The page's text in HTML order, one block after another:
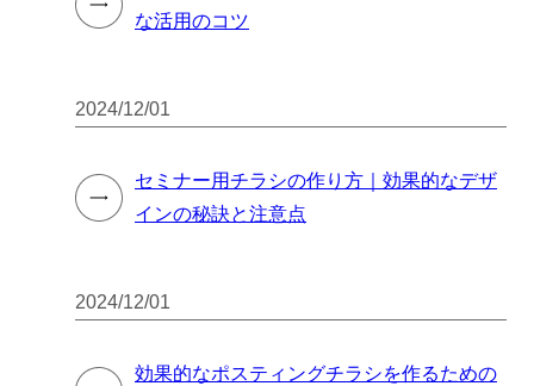
な活用のコツ
2024/12/01
セミナー用チラシの作り方｜効果的なデザ
インの秘訣と注意点
2024/12/01
効果的なポスティングチラシを作るための